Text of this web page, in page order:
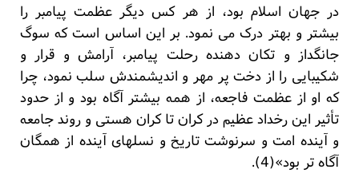
در جهان اسلام بود، از هر کس دیگر عظمت پیامبر را
بیشتر و بهتر درک می نمود. بر این اساس است که سوگ
جانگداز و تکان دهنده رحلت پیامبر، آرامش و قرار و
شکیبایی را از دخت پر مهر و اندیشمندش سلب نمود، چرا
که او از عظمت فاجعه، از همه بیشتر آگاه بود و از حدود
تأثیر این رخداد عظیم در کران تا کران هستی و روند جامعه
و آینده امت و سرنوشت تاریخ و نسلهای آینده از همگان
آگاه تر بود»(4).